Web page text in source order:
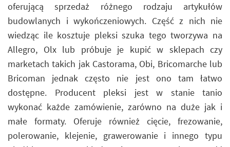
oferującą sprzedaż różnego rodzaju artykułów
budowlanych i wykończeniowych. Część z nich nie
wiedząc ile kosztuje pleksi szuka tego tworzywa na
Allegro, Olx lub próbuje je kupić w sklepach czy
marketach takich jak Castorama, Obi, Bricomarche lub
Bricoman jednak często nie jest ono tam łatwo
dostępne. Producent pleksi jest w stanie tanio
wykonać każde zamówienie, zarówno na duże jak i
małe formaty. Oferuje również cięcie, frezowanie,
polerowanie, klejenie, grawerowanie i innego typu